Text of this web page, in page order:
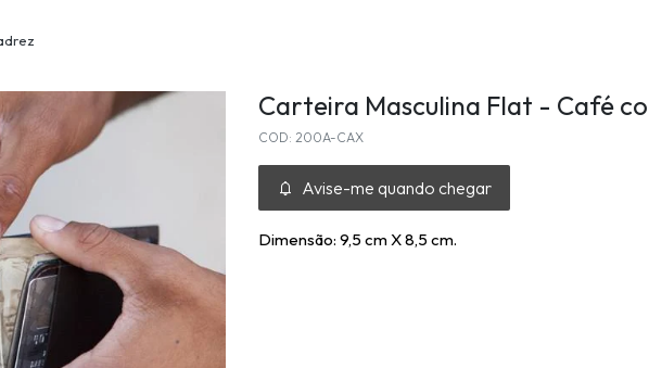
Carteira Masculina Flat - Café
COD: 200A-CAX
Avise-me quando chegar
Dimensão: 9,5 cm X 8,5 cm.